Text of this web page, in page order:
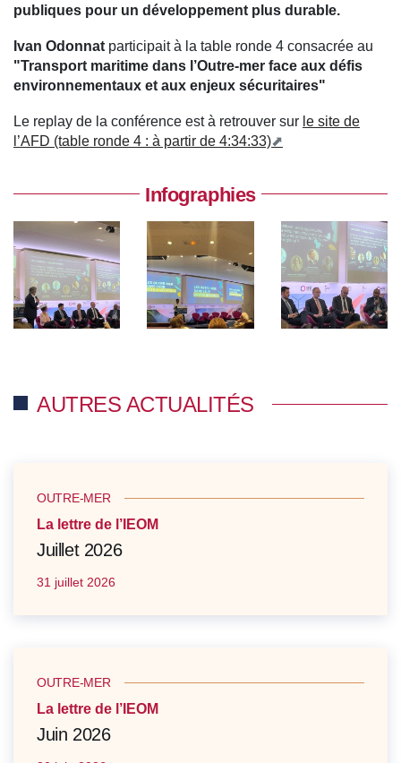
publiques pour un développement plus durable.
Ivan Odonnat participait à la table ronde 4 consacrée au
"Transport maritime dans l’Outre-mer face aux défis
environnementaux et aux enjeux sécuritaires"
Le replay de la conférence est à retrouver sur le site de
l’AFD (table ronde 4 : à partir de 4:34:33)
Infographies
AUTRES ACTUALITÉS
OUTRE-MER
La lettre de l’IEOM
Juillet 2026
31 juillet 2026
OUTRE-MER
La lettre de l’IEOM
Juin 2026